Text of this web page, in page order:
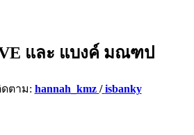
และ แบงค์ มณฑป
ตาม: hannah_kmz / isbanky